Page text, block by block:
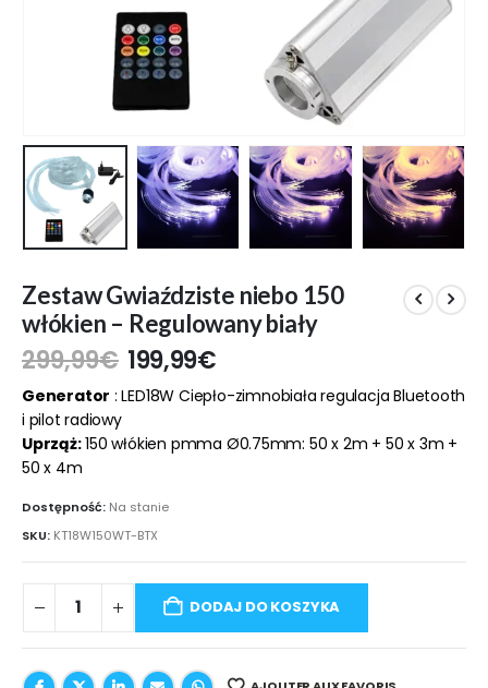
Zestaw Gwiaździste niebo 150
włókien – Regulowany biały
299,99€ 199,99€
Generator : LED18W Ciepło-zimnobiała regulacja Bluetooth
i pilot radiowy
Uprząż:150 włókien pmma Ø0.75mm: 50 x 2m + 50 x 3m +
50 x 4m
Dostępność: Na stanie
SKU: KT18W150WT-BTX
DODAJ DO KOSZYKA